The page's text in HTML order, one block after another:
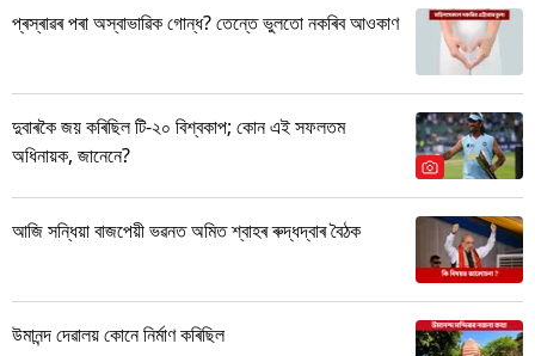
প্ৰস্ৰাৱৰ পৰা অস্বাভাৱিক গোন্ধ? তেন্তে ভুলতো নকৰিব আওকাণ
দুবাৰকৈ জয় কৰিছিল টি-২০ বিশ্বকাপ; কোন এই সফলতম
অধিনায়ক, জানেনে?
আজি সন্ধিয়া বাজপেয়ী ভৱনত অমিত শ্বাহৰ ৰুদ্ধদ্বাৰ বৈঠক
উমানন্দ দেৱালয় কোনে নিৰ্মাণ কৰিছিল